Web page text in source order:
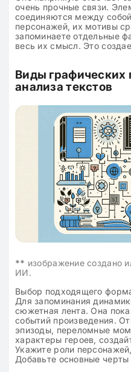
очень прочные связи.
соединяются между
персонажей, их мотивы
запоминаете отдельные
весь их смысл. Это
Виды графических
анализа текстов
** изображение создано
ИИ.
Выбор подходящего
Для запоминания
сюжетная лента. Она
событий произведения.
эпизоды, переломные
характеры героев,
Укажите роли
Добавьте основные черты